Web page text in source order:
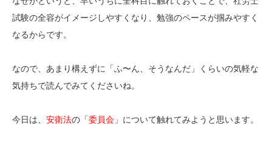
試験の全容がイメージしやすくなり、勉強のペースが掴みやすく
なるからです。
なので、あまり構えずに「ふ〜ん、そうなんだ」くらいの気軽な
気持ちで読んでみてくださいね。
今日は、 安衛法の「委員会 」について触れてみようと思います。